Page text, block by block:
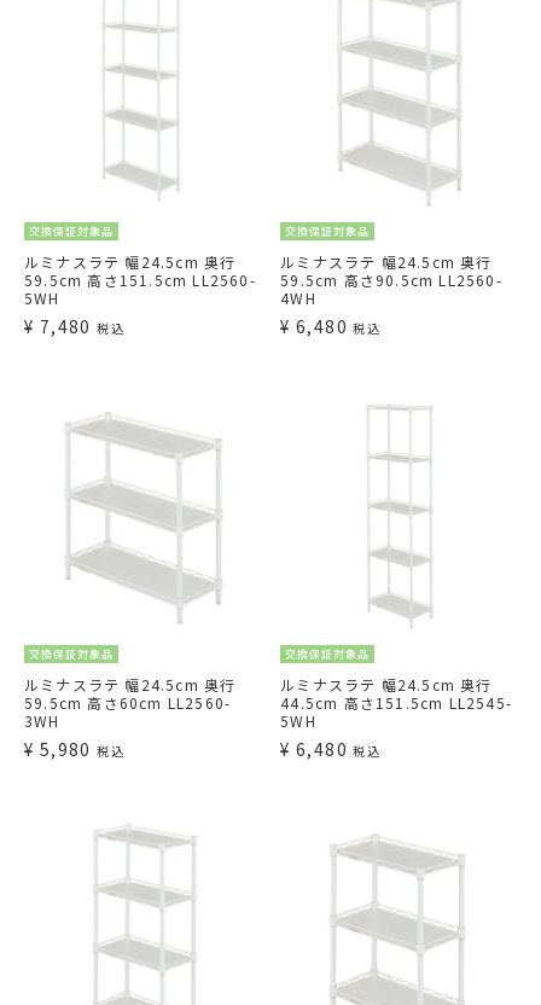
交換保証対象品
ルミナスラテ 幅24.5cm 奥行
59.5cm 高さ151.5cm LL2560-
5WH
¥ 7,480 税込
交換保証対象品
ルミナスラテ 幅24.5cm 奥行
59.5cm 高さ90.5cm LL2560-
4WH
¥ 6,480 税込
交換保証対象品
ルミナスラテ 幅24.5cm 奥行
59.5cm 高さ60cm LL2560-
3WH
¥ 5,980 税込
交換保証対象品
ルミナスラテ 幅24.5cm 奥行
44.5cm 高さ151.5cm LL2545-
5WH
¥ 6,480 税込